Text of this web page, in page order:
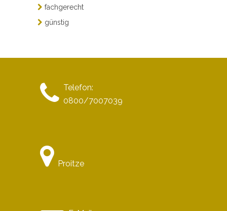
fachgerecht
günstig
Telefon:
0800/7007039
Proitze